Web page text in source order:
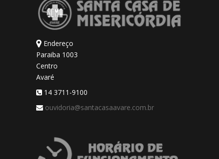
Endereço
Paraiba 1003
Centro
Avaré
14 3711-9100
ouvidoria@santacasaavare.com.br